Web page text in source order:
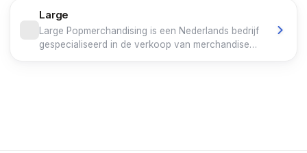
Large
Large Popmerchandising is een Nederlands bedrijf
gespecialiseerd in de verkoop van merchandise